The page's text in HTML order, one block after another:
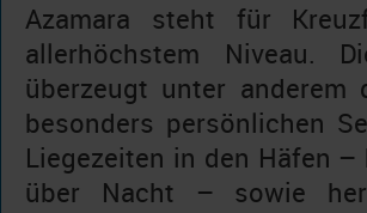
Azamara steht für
allerhöchstem Niveau.
überzeugt unter anderem
besonders persönlichen
Liegezeiten in den Häfen –
über Nacht – sowie